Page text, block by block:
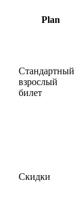
Plan
Стандартный
взрослый
билет
Скидки